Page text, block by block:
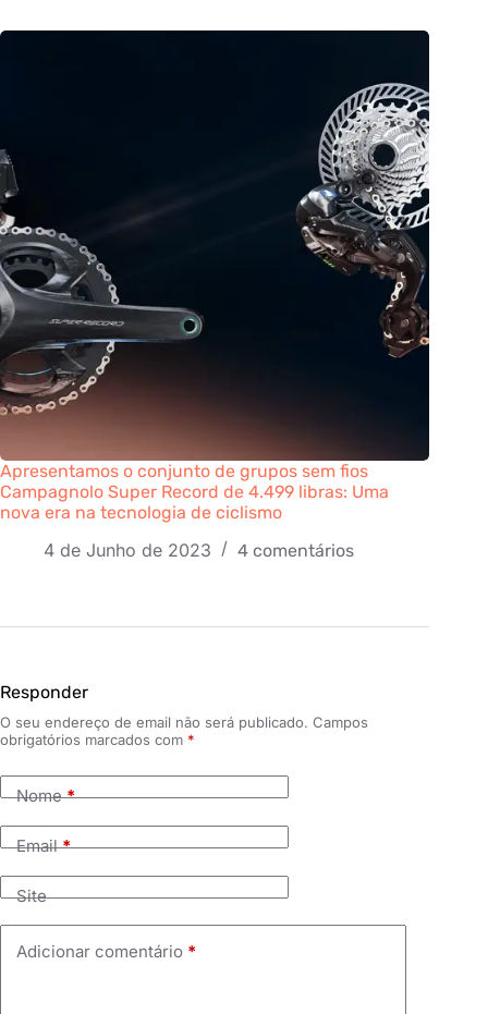
Apresentamos o conjunto de grupos sem fios
Campagnolo Super Record de 4.499 libras: Uma
nova era na tecnologia de ciclismo
4 de Junho de 2023 4 comentários
Responder
O seu endereço de email não será publicado. Campos
obrigatórios marcados com *
Nome*
Email*
Site
Adicionar comentário *